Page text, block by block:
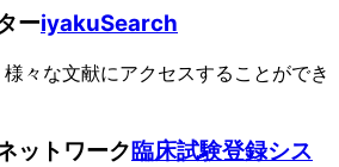
ーiyakuSearch
々な文献にアクセスすることができ
ットワーク臨床試験登録シス